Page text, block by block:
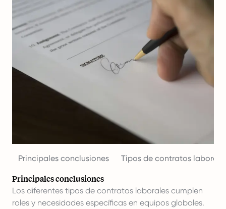
Principales conclusiones Tipos de contratos
Principales conclusiones
Los diferentes tipos de contratos laborales cumplen
roles y necesidades específicas en equipos globales.